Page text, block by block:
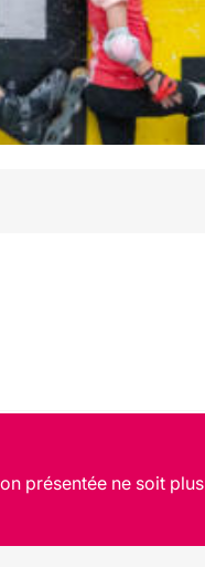
présentée ne soit plus